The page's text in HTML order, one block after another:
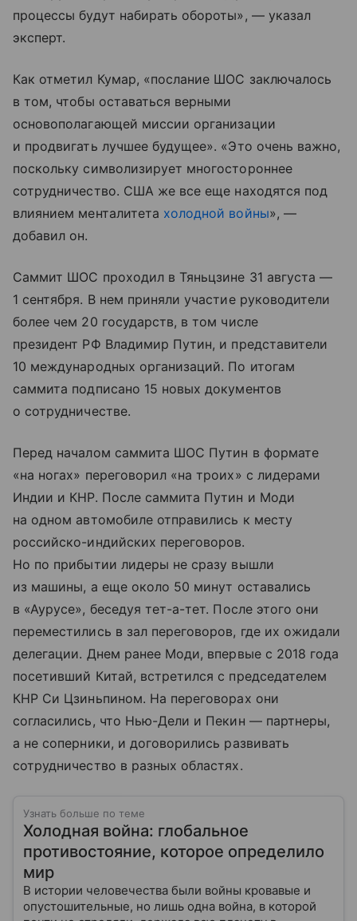
процессы будут набирать обороты», — указал
эксперт.
Как отметил Кумар, «послание ШОС заключалось
в том, чтобы оставаться верными
основополагающей миссии организации
и продвигать лучшее будущее». «Это очень важно,
поскольку символизирует многостороннее
сотрудничество. США же все еще находятся под
влиянием менталитета холодной войны», —
добавил он.
Саммит ШОС проходил в Тяньцзине 31 августа —
1 сентября. В нем приняли участие руководители
более чем 20 государств, в том числе
президент РФ Владимир Путин, и представители
10 международных организаций. По итогам
саммита подписано 15 новых документов
о сотрудничестве.
Перед началом саммита ШОС Путин в формате
«на ногах» переговорил «на троих» с лидерами
Индии и КНР. После саммита Путин и Моди
на одном автомобиле отправились к месту
российско-индийских переговоров.
Но по прибытии лидеры не сразу вышли
из машины, а еще около 50 минут оставались
в «Аурусе», беседуя тет-а-тет. После этого они
переместились в зал переговоров, где их ожидали
делегации. Днем ранее Моди, впервые с 2018 года
посетивший Китай, встретился с председателем
КНР Си Цзиньпином. На переговорах они
согласились, что Нью-Дели и Пекин — партнеры,
а не соперники, и договорились развивать
сотрудничество в разных областях.
Узнать больше по теме
Холодная война: глобальное
противостояние, которое определило
мир
В истории человечества были войны кровавые и
опустошительные, но лишь одна война, в которой